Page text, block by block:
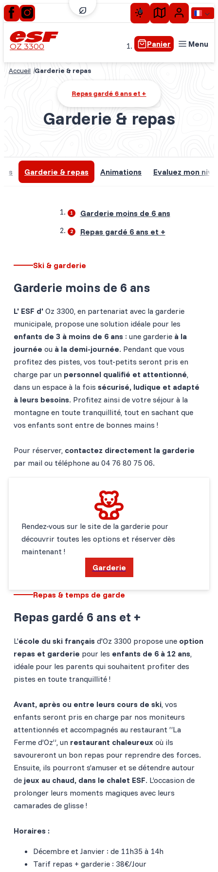
OZ 3300
Expériences plus
Ski à la saison
Panier Menu
Accueil Garderie & repas
Garderie & repas
Garderie & repas Animations Evaluez mon
Garderie moins de 6 ans
Repas gardé 6 ans et +
Repas gardé 6 ans et +
Ski & garderie
Garderie moins de 6 ans
L' ESF d' Oz 3300, en partenariat avec la garderie
municipale, propose une solution idéale pour les
enfants de 3 à moins de 6 ans : une garderie à la
journée ou à la demi-journée. Pendant que vous
profitez des pistes, vos tout-petits seront pris en
charge par un personnel qualifié et attentionné,
dans un espace à la fois sécurisé, ludique et adapté
à leurs besoins. Profitez ainsi de votre séjour à la
montagne en toute tranquillité, tout en sachant que
vos enfants sont entre de bonnes mains !
Pour réserver, contactez directement la garderie
par mail ou téléphone au 04 76 80 75 06.
Rendez-vous sur le site de la garderie pour
découvrir toutes les options et réserver dès
maintenant !
Garderie
Repas & temps de garde
Repas gardé 6 ans et +
L'école du ski français d'Oz 3300 propose une option
repas et garderie pour les enfants de 6 à 12 ans,
idéale pour les parents qui souhaitent profiter des
pistes en toute tranquillité !
Avant, après ou entre leurs cours de ski, vos
enfants seront pris en charge par nos moniteurs
attentionnés et accompagnés au restaurant “La
Ferme d’Oz”, un restaurant chaleureux où ils
savoureront un bon repas pour reprendre des forces.
Ensuite, ils pourront s’amuser et se détendre autour
de jeux au chaud, dans le chalet ESF. L’occasion de
prolonger leurs moments magiques avec leurs
camarades de glisse !
Horaires :
Décembre et Janvier : de 11h35 à 14h
Tarif repas + garderie : 38€/Jour